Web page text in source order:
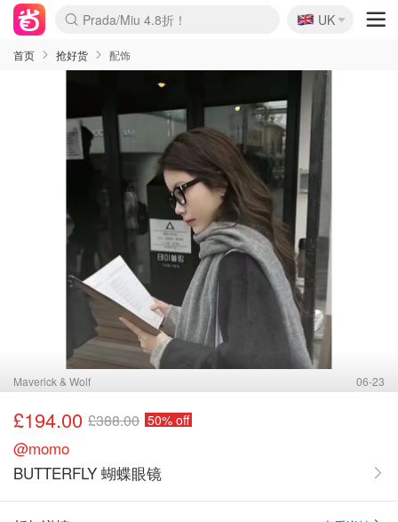
麦卢卡蜂蜜夏促！个位数！
Prada/Miu 4.8折！
啥？必胜客披萨5折！
🇬🇧
UK
首页 抢好货 配饰
Maverick & Wolf 06-23
£194.00 £388.00 50% off
@momo
BUTTERFLY 蝴蝶眼镜